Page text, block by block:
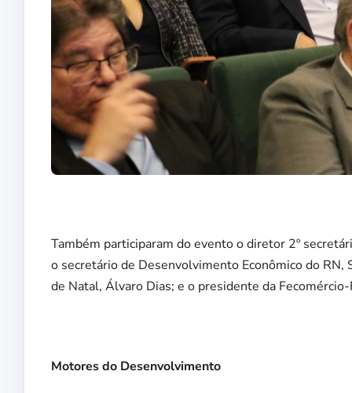
Também participaram do evento o diretor 2º
o secretário de Desenvolvimento Econômico do
de Natal, Álvaro Dias; e o presidente da
Motores do Desenvolvimento